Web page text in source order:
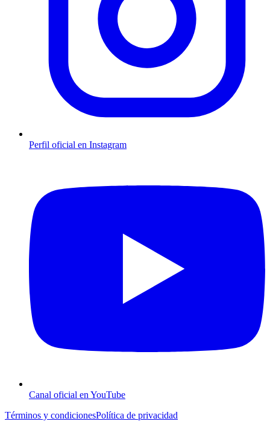
Perfil oficial en Instagram
Canal oficial en YouTube
Términos y condicionesPolítica de privacidad